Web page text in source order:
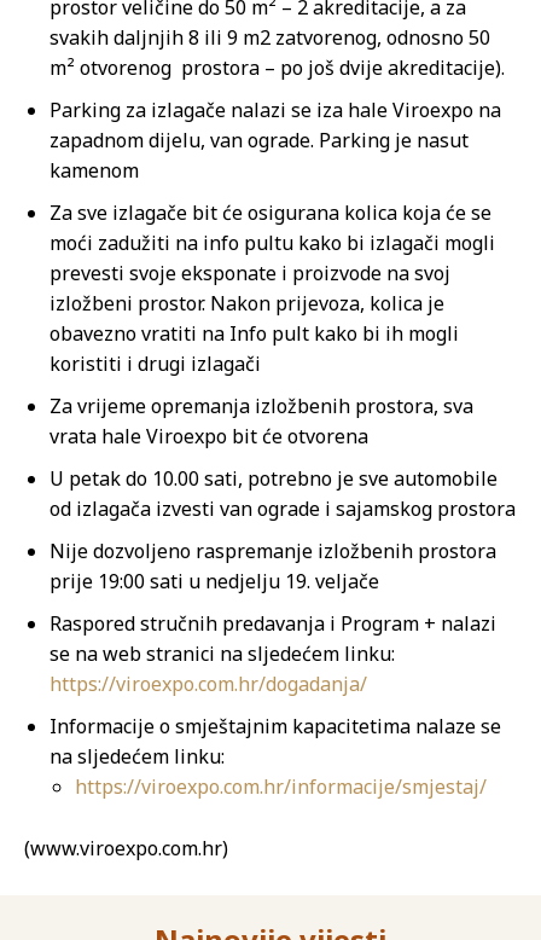
prostor veličine do 50 m² – 2 akreditacije, a za
svakih daljnjih 8 ili 9 m2 zatvorenog, odnosno 50
m² otvorenog prostora – po još dvije akreditacije).
Parking za izlagače nalazi se iza hale Viroexpo na
zapadnom dijelu, van ograde. Parking je nasut
kamenom
Za sve izlagače bit će osigurana kolica koja će se
moći zadužiti na info pultu kako bi izlagači mogli
prevesti svoje eksponate i proizvode na svoj
izložbeni prostor. Nakon prijevoza, kolica je
obavezno vratiti na Info pult kako bi ih mogli
koristiti i drugi izlagači
Za vrijeme opremanja izložbenih prostora, sva
vrata hale Viroexpo bit će otvorena
U petak do 10.00 sati, potrebno je sve automobile
od izlagača izvesti van ograde i sajamskog prostora
Nije dozvoljeno raspremanje izložbenih prostora
prije 19:00 sati u nedjelju 19. veljače
Raspored stručnih predavanja i Program + nalazi
se na web stranici na sljedećem linku:
https://viroexpo.com.hr/dogadanja/
Informacije o smještajnim kapacitetima nalaze se
na sljedećem linku:
https://viroexpo.com.hr/informacije/smjestaj/
(www.viroexpo.com.hr)